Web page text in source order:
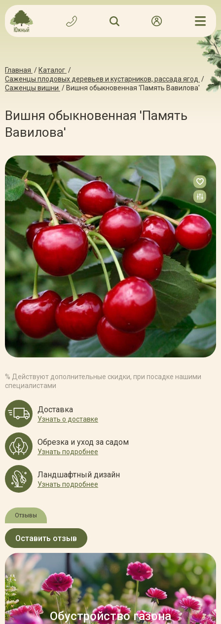
Главная / Каталог /
Саженцы плодовых деревьев и кустарников, рассада ягод /
Саженцы вишни / Вишня обыкновенная 'Память Вавилова'
Вишня обыкновенная 'Память
Вавилова'
% Действуют дополнительные скидки, при посадке нашими
специалистами
Доставка
Узнать о доставке
Обрезка и уход за садом
Узнать подробнее
Ландшафтный дизайн
Узнать подробнее
Отзывы
Оставить отзыв
Обустройство газона